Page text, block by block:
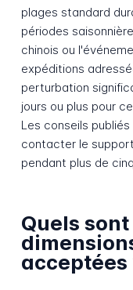
plages standard
périodes
chinois ou
expéditions
perturbation
jours ou plus pour
Les conseils
contacter le
pendant plus de
Quels
acceptées